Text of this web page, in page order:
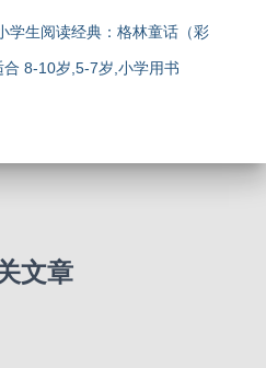
学生阅读经典：格林童话（彩
8-10岁,5-7岁,小学用书
文章